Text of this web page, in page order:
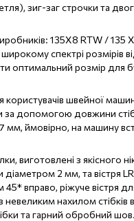
зиг-заг строчки та
135X8 RTW / 135
спектрі розмірів
оптимальний розмір для
швейної
за допомогою довжини
мм, ймовірно, на машину
виготовлені з якісного
2 мм, та вістря
45* вправо, ріжуче вістря
невеликим нахилом стібків
та гарний обробний шов.